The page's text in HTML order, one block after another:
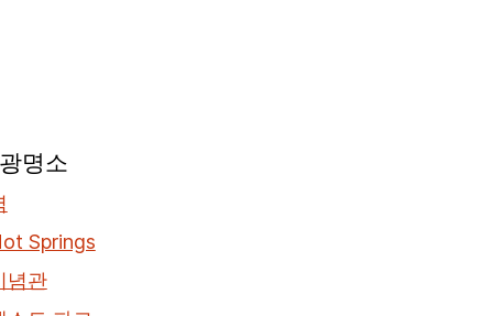
명소
Springs
념관